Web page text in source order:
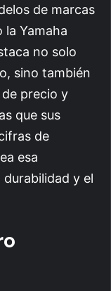
de marcas
la Yamaha
no solo
sino también
precio y
que sus
de
esa
y el